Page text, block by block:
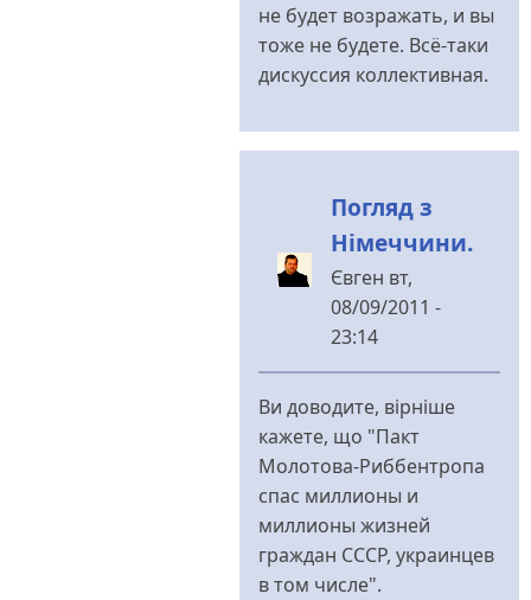
Dick
Traveller
не будет возражать, и вы
тоже не будете. Всё-таки
дискуссия коллективная.
Погляд з
Німеччини.
Євген вт,
08/09/2011 -
23:14
У
відповідь
до
нехороший
пост
Ви доводите, вірніше
кажете, що "Пакт
Молотова-Риббентропа
спас миллионы и
миллионы жизней
граждан СССР, украинцев
в том числе".